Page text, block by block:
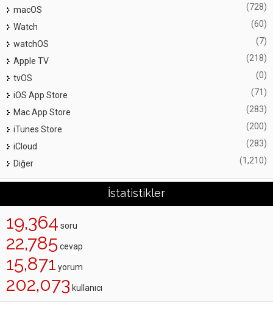
macOS (728)
Watch (60)
watchOS (7)
Apple TV (218)
tvOS (0)
iOS App Store (71)
Mac App Store (283)
iTunes Store (200)
iCloud (283)
Diğer (1,210)
İstatistikler
19,364 soru
22,785 cevap
15,871 yorum
202,073 kullanıcı